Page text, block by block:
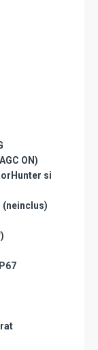
ON)
si
(neinclus)